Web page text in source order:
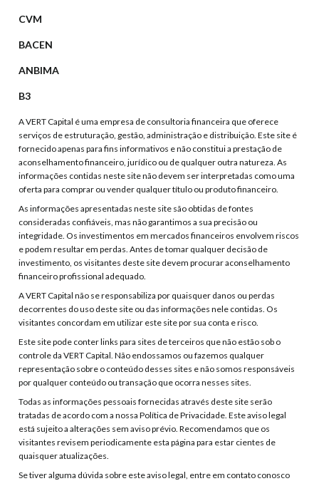
CVM
BACEN
ANBIMA
B3
A VERT Capital é uma empresa de consultoria financeira que oferece
serviços de estruturação, gestão, administração e distribuição. Este site é
fornecido apenas para fins informativos e não constitui a prestação de
aconselhamento financeiro, jurídico ou de qualquer outra natureza. As
informações contidas neste site não devem ser interpretadas como uma
oferta para comprar ou vender qualquer título ou produto financeiro.
As informações apresentadas neste site são obtidas de fontes
consideradas confiáveis, mas não garantimos a sua precisão ou
integridade. Os investimentos em mercados financeiros envolvem riscos
e podem resultar em perdas. Antes de tomar qualquer decisão de
investimento, os visitantes deste site devem procurar aconselhamento
financeiro profissional adequado.
A VERT Capital não se responsabiliza por quaisquer danos ou perdas
decorrentes do uso deste site ou das informações nele contidas. Os
visitantes concordam em utilizar este site por sua conta e risco.
Este site pode conter links para sites de terceiros que não estão sob o
controle da VERT Capital. Não endossamos ou fazemos qualquer
representação sobre o conteúdo desses sites e não somos responsáveis
por qualquer conteúdo ou transação que ocorra nesses sites.
Todas as informações pessoais fornecidas através deste site serão
tratadas de acordo com a nossa Política de Privacidade. Este aviso legal
está sujeito a alterações sem aviso prévio. Recomendamos que os
visitantes revisem periodicamente esta página para estar cientes de
quaisquer atualizações.
Se tiver alguma dúvida sobre este aviso legal, entre em contato conosco